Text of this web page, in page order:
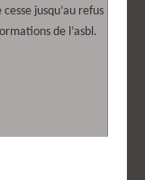
jusqu’au refus
de l’asbl.